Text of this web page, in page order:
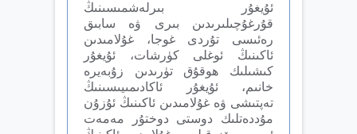
ئۇيغۇر بىرلەشمىسىنىڭ
قۇرغۇچىلىرىدىن بىرى ۋە سابىق
رەئىسى تۇردى غوجا، غۇلامىدىن
ئاكىنىڭ ئوغلى كۈرشات، ئۇيغۇر
كىشىلىك ھوقۇق تۈرىدىن زۇبەيرە
خانىم، ئۇيغۇر ئاكادىمىيىسىنىڭ
تەپتىشى ۋە غۇلامىدىن ئاكىنىڭ ئۇزۇن
مۇددەتلىك دوستى دوختۇر مەمەت